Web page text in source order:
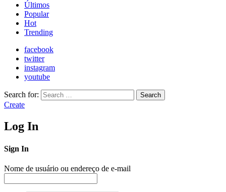
Últimos
Popular
Hot
Trending
facebook
twitter
instagram
youtube
Search for: Search
Create
Log In
Sign In
Nome de usuário ou endereço de e-mail